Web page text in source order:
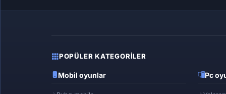
POPÜLER KATEGORILER
Mobil oyunlar Pc